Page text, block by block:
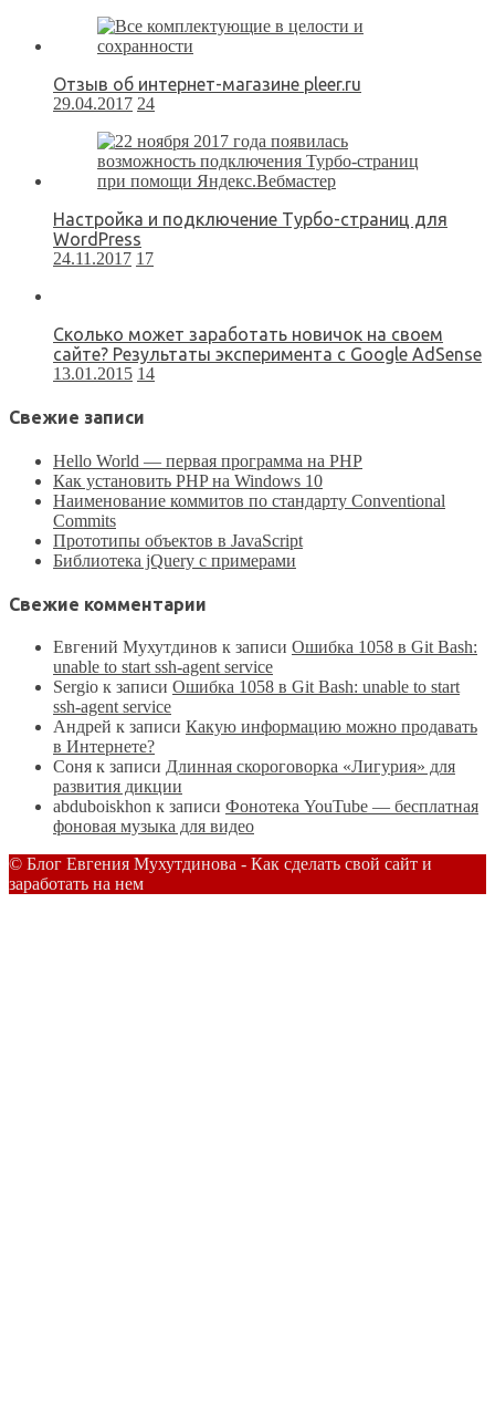
Отзыв об интернет-магазине pleer.ru
29.04.2017 24
Настройка и подключение Турбо-страниц для
WordPress
24.11.2017 17
Сколько может заработать новичок на своем
сайте? Результаты эксперимента с Google AdSense
13.01.2015 14
Свежие записи
Hello World — первая программа на PHP
Как установить PHP на Windows 10
Наименование коммитов по стандарту Conventional
Commits
Прототипы объектов в JavaScript
Библиотека jQuery с примерами
Свежие комментарии
Евгений Мухутдинов к записи Ошибка 1058 в Git Bash:
unable to start ssh-agent service
Sergio к записи Ошибка 1058 в Git Bash: unable to start
ssh-agent service
Андрей к записи Какую информацию можно продавать
в Интернете?
Соня к записи Длинная скороговорка «Лигурия» для
развития дикции
аbduboiskhon к записи Фонотека YouTube — бесплатная
фоновая музыка для видео
© Блог Евгения Мухутдинова - Как сделать свой сайт и
заработать на нем